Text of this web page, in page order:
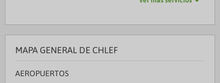
MAPA GENERAL DE CHLEF
AEROPUERTOS